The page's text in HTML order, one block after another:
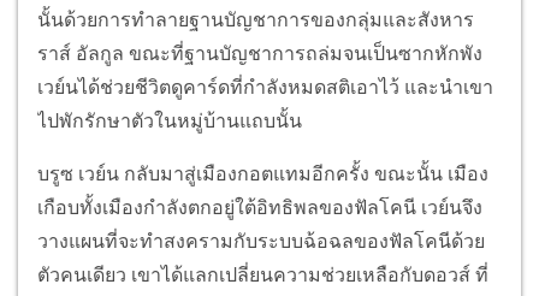
นั้นด้วยการทำลายฐานบัญชาการของกลุ่มและสังหาร
ราส์ อัลกูล ขณะที่ฐานบัญชาการถล่มจนเป็นซากหักพัง
เวย์นได้ช่วยชีวิตดูคาร์ดที่กำลังหมดสติเอาไว้ และนำเขา
ไปพักรักษาตัวในหมู่บ้านแถบนั้น
บรูซ เวย์น กลับมาสู่เมืองกอตแทมอีกครั้ง ขณะนั้น เมือง
เกือบทั้งเมืองกำลังตกอยู่ใต้อิทธิพลของฟัลโคนี เวย์นจึง
วางแผนที่จะทำสงครามกับระบบฉ้อฉลของฟัลโคนีด้วย
ตัวคนเดียว เขาได้แลกเปลี่ยนความช่วยเหลือกับดอวส์ ที่